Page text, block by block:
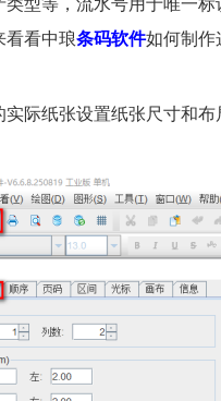
型等，流水号用于唯一标
看看中琅条码软件如何制作
际纸张设置纸张尺寸和